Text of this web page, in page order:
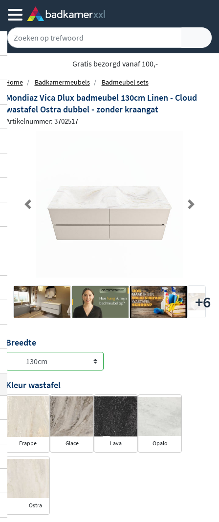
5779 klanten geven ons een 9.1
Home Badkamermeubels Badmeubel sets
Mondiaz Vica Dlux badmeubel 130cm Linen - Cloud
wastafel Ostra dubbel - zonder kraangat
Artikelnummer: 3702517
Previous Next
+6
Breedte
Kleur wastafel
Frappe Glace Lava Opalo
Ostra